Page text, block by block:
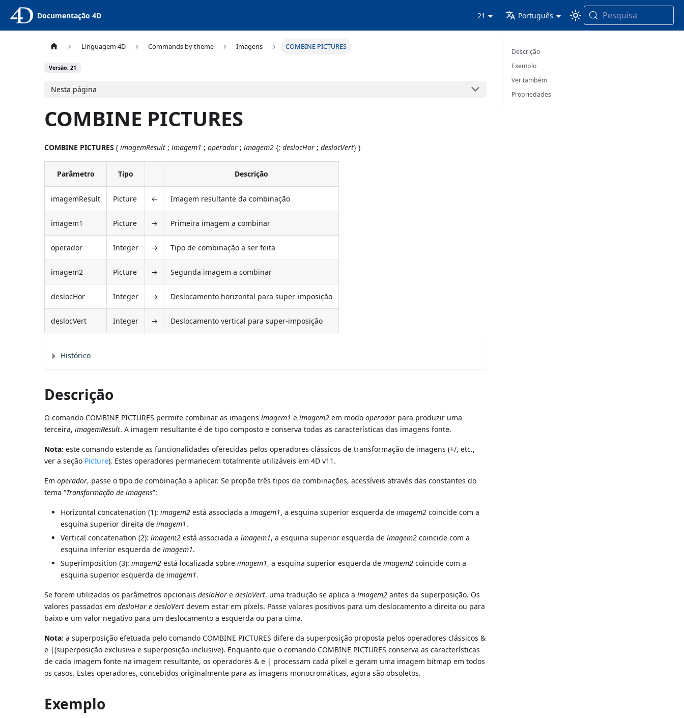
Documentação 4D 21 Português Pesquisa
Línguagem 4D Commands by theme Imagens COMBINE PICTURES
Versão: 21
Nesta página
COMBINE PICTURES
COMBINE PICTURES (imagemResult ;imagem1 ;operador ;imagem2 {;deslocHor ;deslocVert} )
Parâmetro Tipo Descrição
imagemResult Picture ← Imagem resultante da combinação
imagem1 Picture → Primeira imagem a combinar
operador Integer → Tipo de combinação a ser feita
imagem2 Picture → Segunda imagem a combinar
deslocHor Integer → Deslocamento horizontal para super-imposição
deslocVert Integer → Deslocamento vertical para super-imposição
Histórico
Descrição
O comando COMBINE PICTURES permite combinar as imagensimagem1 eimagem2 em modooperador para produzir uma
terceira,imagemResult. A imagem resultante é de tipo composto e conserva todas as características das imagens fonte.
Nota: este comando estende as funcionalidades oferecidas pelos operadores clássicos de transformação de imagens (+/, etc.,
ver a seção Picture). Estes operadores permanecem totalmente utilizáveis em 4D v11.
Emoperador, passe o tipo de combinação a aplicar. Se propõe três tipos de combinações, acessíveis através das constantes do
tema “Transformação de imagens”:
Horizontal concatenation (1):imagem2 está associada aimagem1, a esquina superior esquerda deimagem2 coincide com a
esquina superior direita deimagem1.
Vertical concatenation (2):imagem2 está associada aimagem1, a esquina superior esquerda deimagem2 coincide com a
esquina inferior esquerda deimagem1.
Superimposition (3):imagem2 está localizada sobreimagem1, a esquina superior esquerda deimagem2 coincide com a
esquina superior esquerda deimagem1.
Se forem utilizados os parâmetros opcionaisdesloHor edesloVert, uma tradução se aplica aimagem2 antes da superposição. Os
valores passados emdesloHor e desloVert devem estar em píxels. Passe valores positivos para um deslocamento a direita ou para
baixo e um valor negativo para um deslocamento a esquerda ou para cima.
Nota: a superposição efetuada pelo comando COMBINE PICTURES difere da superposição proposta pelos operadores clássicos &
e |(superposição exclusiva e superposição inclusive). Enquanto que o comando COMBINE PICTURES conserva as características
de cada imagem fonte na imagem resultante, os operadores & e | processam cada píxel e geram uma imagem bitmap em todos
os casos. Estes operadores, concebidos originalmente para as imagens monocromáticas, agora são obsoletos.
Exemplo
Descrição
Exemplo
Ver também
Propriedades